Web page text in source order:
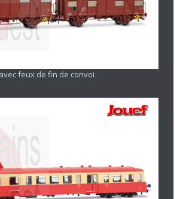
avec feux de fin de convoi